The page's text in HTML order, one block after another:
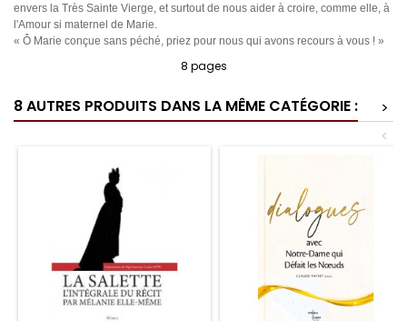
envers la Très Sainte Vierge, et surtout de nous aider à croire, comme elle, à
l'Amour si maternel de Marie.
« Ô Marie conçue sans péché, priez pour nous qui avons recours à vous ! »
8 pages
8 AUTRES PRODUITS DANS LA MÊME CATÉGORIE :
>
<